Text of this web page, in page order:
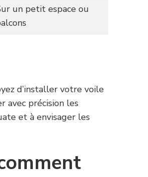
un petit espace ou
d’installer votre voile
avec précision les
et à envisager les